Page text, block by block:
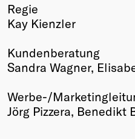
Regie
Kay Kienzler
Kundenberatung
Sandra Wagner,
Werbe-/
Jörg Pizzera, Benedikt